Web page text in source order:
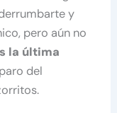
y
pero aún no
la última
del